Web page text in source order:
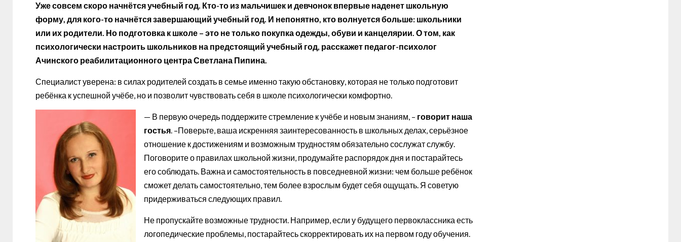
Уже совсем скоро начнётся учебный год. Кто-то из мальчишек и девчонок впервые наденет школьную
форму, для кого-то начнётся завершающий учебный год. И непонятно, кто волнуется больше: школьники
или их родители. Но подготовка к школе – это не только покупка одежды, обуви и канцелярии. О том, как
психологически настроить школьников на предстоящий учебный год, расскажет педагог-психолог
Ачинского реабилитационного центра Светлана Пипина.
Специалист уверена: в силах родителей создать в семье именно такую обстановку, которая не только подготовит
ребёнка к успешной учёбе, но и позволит чувствовать себя в школе психологически комфортно.
— В первую очередь поддержите стремление к учёбе и новым знаниям, – говорит наша
гостья. –Поверьте, ваша искренняя заинтересованность в школьных делах, серьёзное
отношение к достижениям и возможным трудностям обязательно сослужат службу.
Поговорите о правилах школьной жизни, продумайте распорядок дня и постарайтесь
его соблюдать. Важна и самостоятельность в повседневной жизни: чем больше ребёнок
сможет делать самостоятельно, тем более взрослым будет себя ощущать. Я советую
придерживаться следующих правил.
Не пропускайте возможные трудности. Например, если у будущего первоклассника есть
логопедические проблемы, постарайтесь скорректировать их на первом году обучения.